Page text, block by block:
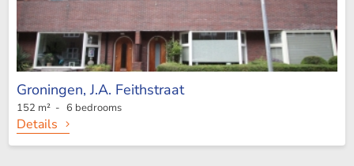
Groningen,J.A. Feithstraat
152 m² - 6 bedrooms
Details